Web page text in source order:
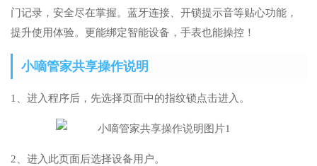
门记录，安全尽在掌握。蓝牙连接、开锁提示音等贴心功能，
提升使用体验。更能绑定智能设备，手表也能操控！
小嘀管家共享操作说明
1、进入程序后，先选择页面中的指纹锁点击进入。
2、进入此页面后选择设备用户。